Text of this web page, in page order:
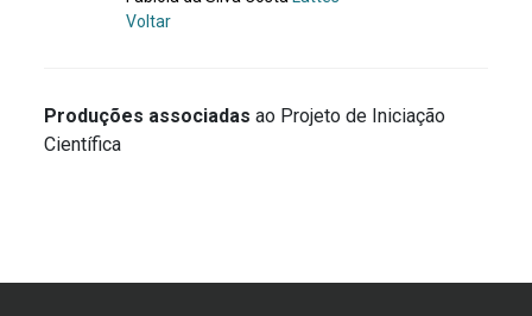
Voltar
Produções associadas ao Projeto de Iniciação
Científica